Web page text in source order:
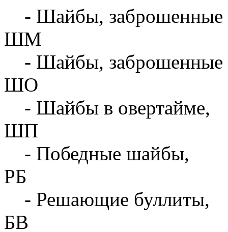
- Шайбы, заброшенные
ШМ
- Шайбы, заброшенные
ШО
- Шайбы в овертайме,
ШП
- Победные шайбы,
РБ
- Решающие буллиты,
БВ